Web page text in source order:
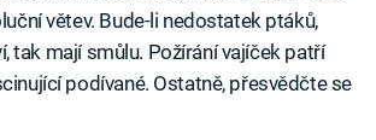
větev. Bude-li nedostatek ptáků,
tak mají smůlu. Požírání vajíček patří
podívané. Ostatně, přesvědčte se